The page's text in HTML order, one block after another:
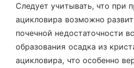
Следует учитывать, что при
ацикловира возможно
почечной недостаточности
образования осадка из
ацикловира, что особенно